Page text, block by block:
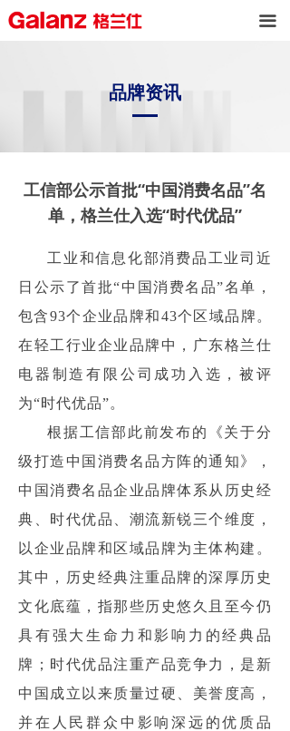
끀
工信部公示首批“中国消费名品”名
单，格兰仕入选“时代优品”
工业和信息化部消费品工业司近
日公示了首批“中国消费名品”名单，
包含93个企业品牌和43个区域品牌。
在轻工行业企业品牌中，广东格兰仕
电器制造有限公司成功入选，被评
为“时代优品”。
根据工信部此前发布的《关于分
级打造中国消费名品方阵的通知》，
中国消费名品企业品牌体系从历史经
典、时代优品、潮流新锐三个维度，
以企业品牌和区域品牌为主体构建。
其中，历史经典注重品牌的深厚历史
文化底蕴，指那些历史悠久且至今仍
具有强大生命力和影响力的经典品
牌；时代优品注重产品竞争力，是新
中国成立以来质量过硬、美誉度高，
并在人民群众中影响深远的优质品
品牌资讯